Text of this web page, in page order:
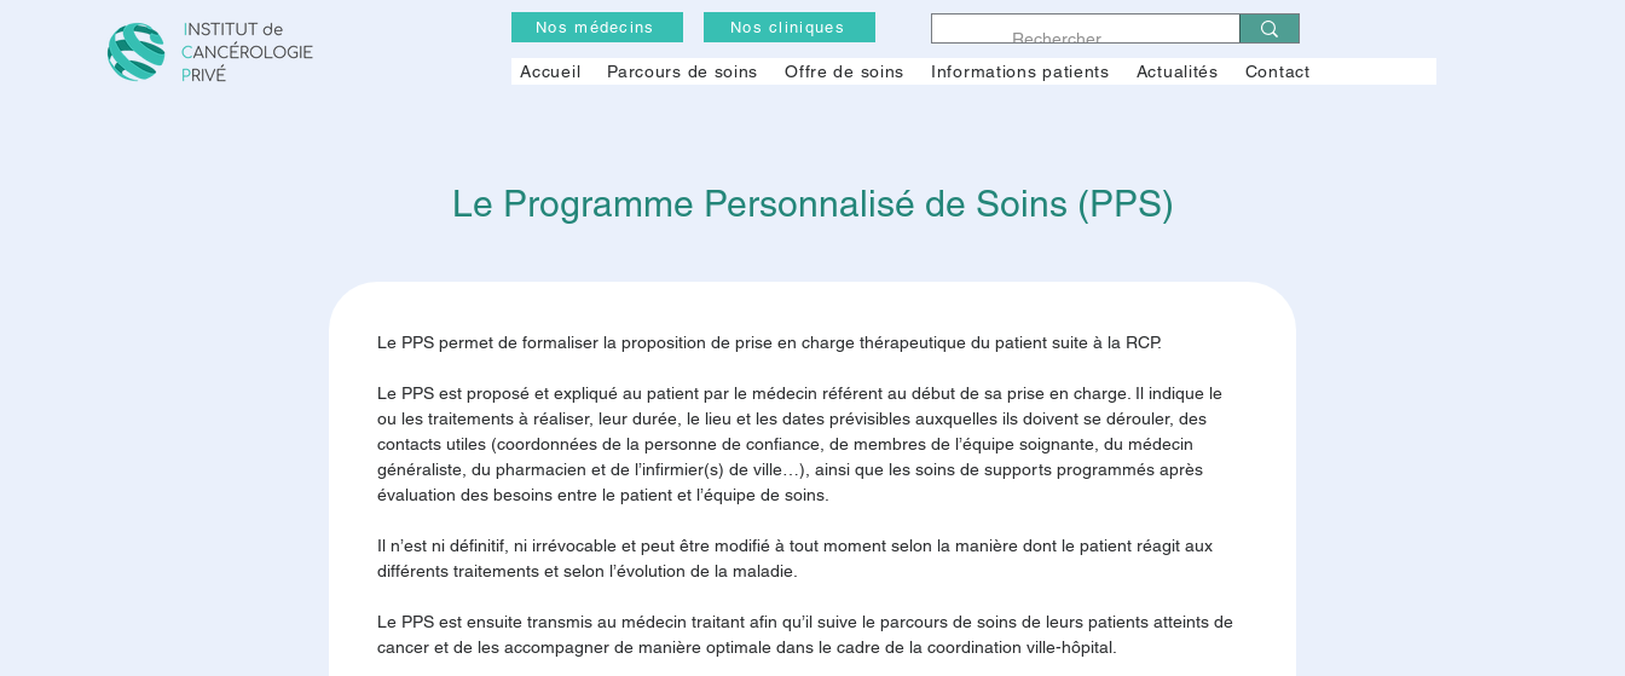
Nos médecins Nos cliniques
Accueil Parcours de soins Offre de soins Informations patients Actualités Contact
Le Programme Personnalisé de Soins (PPS)
Le PPS permet de formaliser la proposition de prise en charge thérapeutique du patient suite à la RCP.
Le PPS est proposé et expliqué au patient par le médecin référent au début de sa prise en charge. Il indique le
ou les traitements à réaliser, leur durée, le lieu et les dates prévisibles auxquelles ils doivent se dérouler, des
contacts utiles (coordonnées de la personne de confiance, de membres de l’équipe soignante, du médecin
généraliste, du pharmacien et de l’infirmier(s) de ville…), ainsi que les soins de supports programmés après
évaluation des besoins entre le patient et l’équipe de soins.
Il n’est ni définitif, ni irrévocable et peut être modifié à tout moment selon la manière dont le patient réagit aux
différents traitements et selon l’évolution de la maladie.
Le PPS est ensuite transmis au médecin traitant afin qu’il suive le parcours de soins de leurs patients atteints de
cancer et de les accompagner de manière optimale dans le cadre de la coordination ville-hôpital.